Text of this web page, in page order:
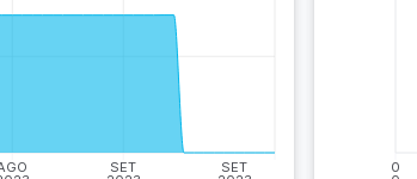
SET SET 0